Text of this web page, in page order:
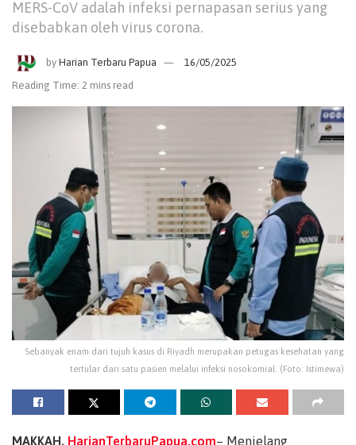
MERS-CoV adalah infeksi pernapasan serius yang
disebabkan oleh virus corona.
by Harian Terbaru Papua
16/05/2025
Reading Time: 2 mins read
Sebanyak enam dari tujuh kasus di Riyadh merupakan petugas kesehatan yang
tertular dari satu pasien melalui infeksi nosokomial. (Foto: Istimewa)
MAKKAH, HarianTerbaruPapua.com– Menjelang